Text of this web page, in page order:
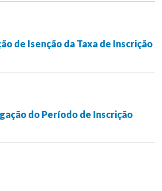
de Isenção da Taxa de Inscrição
do Período de Inscrição